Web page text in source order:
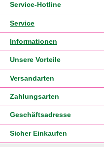
Service-Hotline
Service
Informationen
Unsere Vorteile
Versandarten
Zahlungsarten
Geschäftsadresse
Sicher Einkaufen